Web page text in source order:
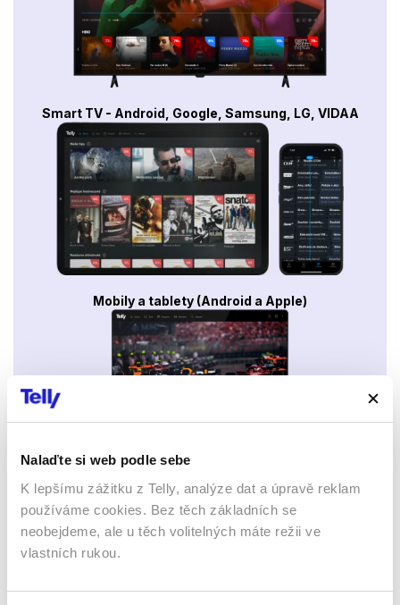
Nalaďte si web podle sebe
K lepšímu zážitku z Telly, analýze dat a úpravě reklam
používáme cookies. Bez těch základních se
neobejdeme, ale u těch volitelných máte režii ve
vlastních rukou.
Smart TV - Android, Google, Samsung, LG, VIDAA
Mobily a tablety (Android a Apple)